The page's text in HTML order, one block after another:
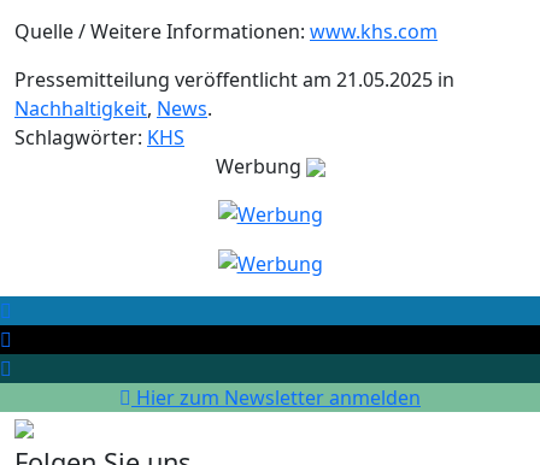
Quelle / Weitere Informationen: www.khs.com
Pressemitteilung veröffentlicht am 21.05.2025 in
Nachhaltigkeit, News.
Schlagwörter: KHS
Werbung
Hier zum Newsletter anmelden